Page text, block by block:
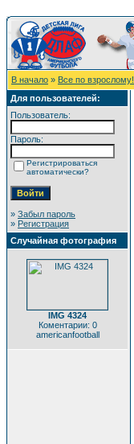
В начало » Все по взрослому!
Для пользователей:
Пользователь:
Пароль:
Регистрироваться
автоматически?
» Забыл пароль
» Регистрация
Случайная фотография
IMG 4324
Коментарии: 0
americanfootball